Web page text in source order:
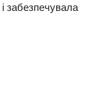
забезпечувала